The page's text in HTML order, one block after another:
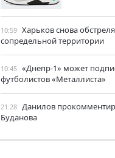
10:59 Харьков снова
сопредельной территории
10:45 «Днепр-1» может
футболистов «Металлиста»
21:28 Данилов
Буданова